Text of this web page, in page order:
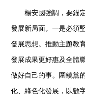
楊安國強調，要錨定
發展新局面。一是必須
發展思想。推動主題教
發展成果更好惠及全體
做好自己的事。圍繞黨
化、綠色化發展，以數